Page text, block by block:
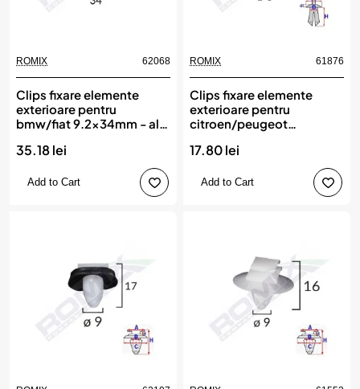
ROMIX 62068
Clips fixare elemente
exterioare pentru
bmw/fiat 9.2x34mm - alb
35.18 lei
Add to Cart
ROMIX 61876
Clips fixare elemente
exterioare pentru
citroen/peugeot
buc, ROMIX
17.80 lei
Add to Cart